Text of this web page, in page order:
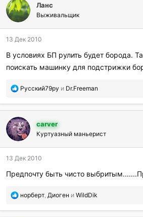
а
г
о
а
и
л
:
Ланс
Выживальщик
13 Дек 2010
В условиях БП рулить будет борода.
поискать машинку для подстрижки
П
б
а
г
о
а
и
и
Русский79ру и Dr.Freeman
carver
Куртуазный маньерист
13 Дек 2010
Предпочту быть чисто
П
б
норберт Диоген и WildDik